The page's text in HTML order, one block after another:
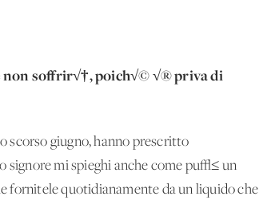
non soffrir√†, poich√© √® priva di
scorso giugno, hanno prescritto
signore mi spieghi anche come pu√≤ un
fornitele quotidianamente da un liquido che